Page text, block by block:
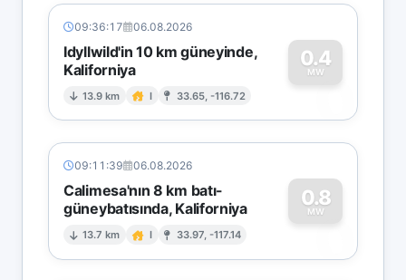
09:36:17 06.08.2026
Idyllwild'in 10 km güneyinde,
Kaliforniya
13.9 km I 33.65, -116.72
0.4
MW
0
09:11:39 06.08.2026
Calimesa'nın 8 km batı-
güneybatısında, Kaliforniya
13.7 km I 33.97, -117.14
0.8
MW
0